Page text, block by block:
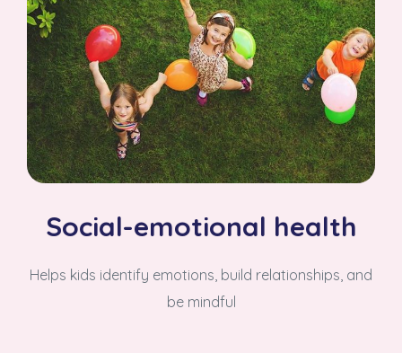
Social-emotional health
Helps kids identify emotions, build relationships, and
be mindful